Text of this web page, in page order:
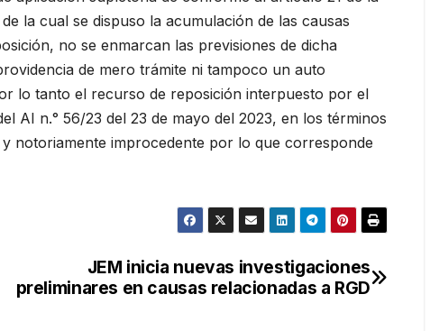
la cual se dispuso la acumulación de las causas
no se enmarcan las previsiones de dicha
de mero trámite ni tampoco un auto
lo tanto el recurso de reposición interpuesto por el
AI n.° 56/23 del 23 de mayo del 2023, en los términos
notoriamente improcedente por lo que corresponde
JEM inicia nuevas investigaciones
preliminares en causas relacionadas a RGD